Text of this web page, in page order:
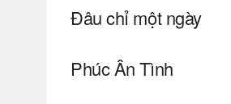
Đâu chỉ một ngày
Phúc Ân Tình